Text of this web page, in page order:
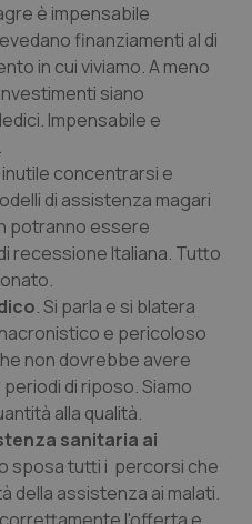
è impensabile
finanziamenti al di
in cui viviamo. A meno
siano
Impensabile e
inutile concentrarsi e
di assistenza magari
potranno essere
recessione Italiana. Tutto
. Si parla e si blatera
e pericoloso
non dovrebbe avere
di riposo. Siamo
alla qualità.
sanitaria ai
sposa tutti i percorsi che
della assistenza ai malati.